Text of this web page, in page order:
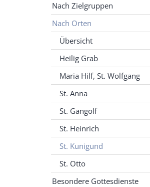
Nach Zielgruppen
Nach Orten
Übersicht
Heilig Grab
Maria Hilf, St. Wolfgang
St. Anna
St. Gangolf
St. Heinrich
St. Kunigund
St. Otto
Besondere Gottesdienste